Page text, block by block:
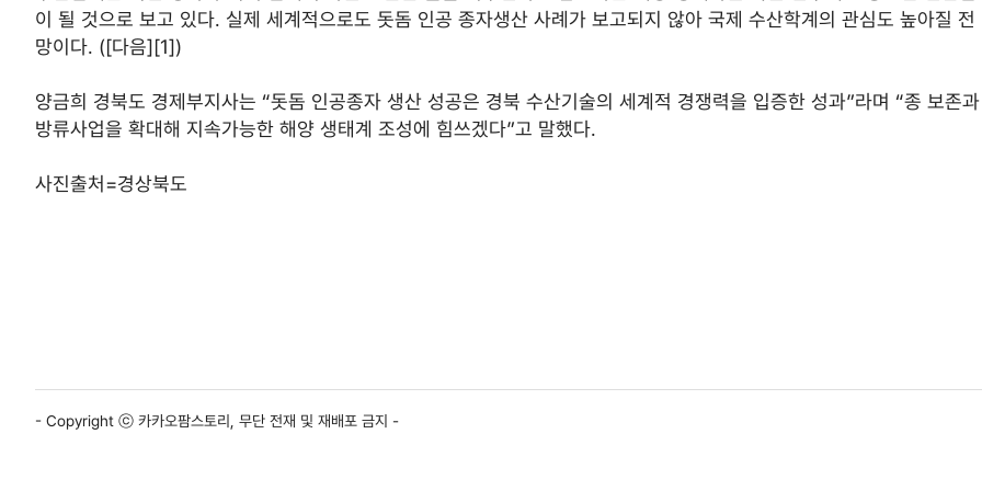
이 될 것으로 보고 있다. 실제 세계적으로도 돗돔 인공 종자생산 사례가 보고되지 않아 국제 수산학계의 관심도 높아질 전
망이다. ([다음][1])
양금희 경북도 경제부지사는 “돗돔 인공종자 생산 성공은 경북 수산기술의 세계적 경쟁력을 입증한 성과”라며 “종 보존과
방류사업을 확대해 지속가능한 해양 생태계 조성에 힘쓰겠다”고 말했다.
사진출처=경상북도
- Copyright ⓒ 카카오팜스토리, 무단 전재 및 재배포 금지 -